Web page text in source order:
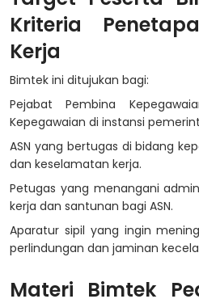
Kriteria
Kerja
Bimtek ini ditujukan bagi:
Pejabat Pembina
Kepegawaian di instansi
ASN yang bertugas di bidang
dan keselamatan kerja.
Petugas yang menangani
kerja dan santunan bagi ASN.
Aparatur sipil yang ingin
perlindungan dan jaminan
Materi Bimtek